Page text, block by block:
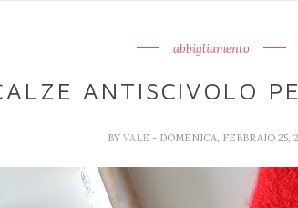
abbigliamento
ANTISCIVOLO
BYVALE - DOMENICA, FEBBRAIO 25,